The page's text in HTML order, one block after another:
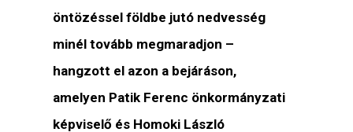
öntözéssel földbe jutó nedvesség
minél tovább megmaradjon –
hangzott el azon a bejáráson,
amelyen Patik Ferenc önkormányzati
képviselő és Homoki László